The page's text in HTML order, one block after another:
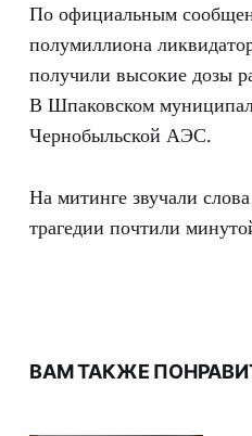
По официальным
полумиллиона
получили высокие дозы
В Шпаковском
Чернобыльской АЭС.
На митинге звучали
трагедии почтили
ВАМ ТАКЖЕ